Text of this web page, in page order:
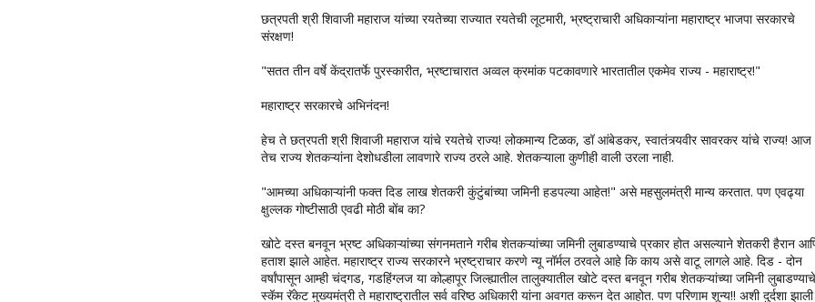
छत्रपती श्री शिवाजी महाराज यांच्या रयतेच्या राज्यात रयतेची लूटमारी, भ्रष्ट्राचारी अधिकाऱ्यांना महाराष्ट्र भाजपा सरकारचे
संरक्षण!
"सतत तीन वर्षे केंद्रातर्फे पुरस्कारीत, भ्रष्टाचारात अव्वल क्रमांक पटकावणारे भारतातील एकमेव राज्य - महाराष्ट्र!"
महाराष्ट्र सरकारचे अभिनंदन!
हेच ते छत्रपती श्री शिवाजी महाराज यांचे रयतेचे राज्य! लोकमान्य टिळक, डॉ आंबेडकर, स्वातंत्र्यवीर सावरकर यांचे राज्य! आज
तेच राज्य शेतकऱ्यांना देशोधडीला लावणारे राज्य ठरले आहे. शेतकऱ्याला कुणीही वाली उरला नाही.
"आमच्या अधिकाऱ्यांनी फक्त दिड लाख शेतकरी कुंटुंबांच्या जमिनी हडपल्या आहेत!" असे महसुलमंत्री मान्य करतात. पण एवढ्या
क्षुल्लक गोष्टीसाठी एवढी मोठी बोंब का?
खोटे दस्त बनवून भ्रष्ट अधिकाऱ्यांच्या संगनमताने गरीब शेतकऱ्यांच्या जमिनी लुबाडण्याचे प्रकार होत असल्याने शेतकरी हैरान
हताश झाले आहेत. महाराष्ट्र राज्य सरकारने भ्रष्ट्राचार करणे न्यू नॉर्मल ठरवले आहे कि काय असे वाटू लागले आहे. दिड - दोन
वर्षांपासून आम्ही चंदगड, गडहिंग्लज या कोल्हापूर जिल्ह्यातील तालुक्यातील खोटे दस्त बनवून गरीब शेतकऱ्यांच्या जमिनी लुबाडण्याचे
स्कॅम रॅकेट मुख्यमंत्री ते महाराष्ट्रातील सर्व वरिष्ठ अधिकारी यांना अवगत करून देत आहोत. पण परिणाम शून्य!! अशी दुर्दशा झाली